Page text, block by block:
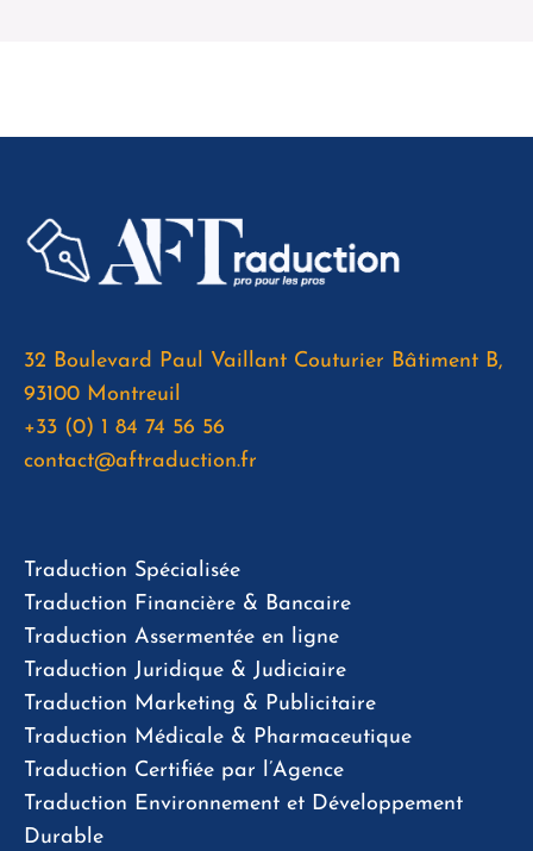
32 Boulevard Paul Vaillant Couturier Bâtiment B,
93100 Montreuil
+33 (0) 1 84 74 56 56
contact@aftraduction.fr
Traduction Spécialisée
Traduction Financière & Bancaire
Traduction Assermentée en ligne
Traduction Juridique & Judiciaire
Traduction Marketing & Publicitaire
Traduction Médicale & Pharmaceutique
Traduction Certifiée par l’Agence
Traduction Environnement et Développement
Durable